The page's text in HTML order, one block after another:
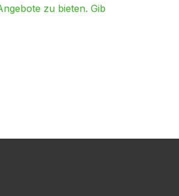
zu bieten. Gib